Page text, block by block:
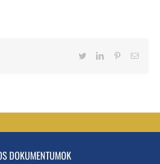
TwitterLinkedInPinterestEmail
DOKUMENTUMOK